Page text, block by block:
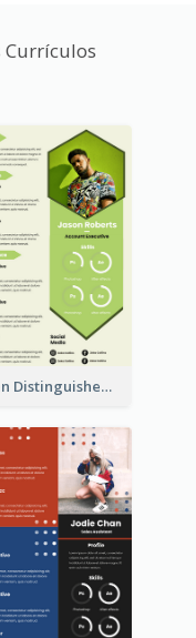
Currículos
Green Distinguished Resume